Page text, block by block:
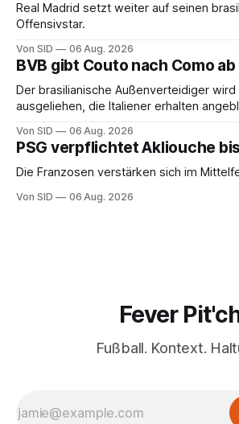
Real Madrid setzt weiter auf seinen
Offensivstar.
Von SID 06 Aug. 2026
BVB gibt Couto nach Como ab
Der brasilianische Außenverteidiger
ausgeliehen, die Italiener erhalten
Von SID 06 Aug. 2026
PSG verpflichtet Akliouche
Die Franzosen verstärken sich im
Von SID 06 Aug. 2026
Fever
Fußball. Kontext.